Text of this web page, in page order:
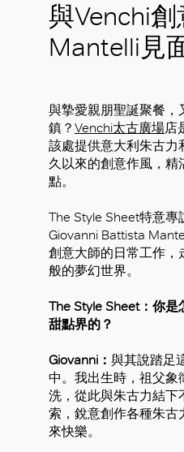
與Venchi
Mantelli見
與摯愛親朋聖誕聚餐，
鎮？ Venchi太古廣場店
該處提供意大利朱古力
久以來的創意作風，精
點。
The Style Sheet特意
Giovanni Battista
創意大師的日常工作，
般的夢幻世界。
The Style Sheet：你
甜點界的？
Giovanni： 與其說踏足
中。我出生時，祖父象
洗，從此與朱古力結下
索，銳意創作各種朱古
來快樂。